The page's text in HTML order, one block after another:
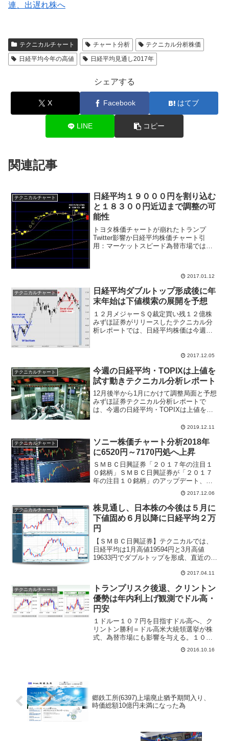
連、出遅れ株へ
テクニカルチャート チャート分析
テクニカル分析株価
日経平均今年の高値
日経平均見通し2017年
シェアする
X Facebook はてブ
LINE コピー
関連記事
テクニカルチャート
日経平均１９０００円を割り込む
と１８３００円近辺まで調整の可
能性
トヨタ株価チャートが崩れたトランプ
Twitter影響か日経平均株価チャート引
用：マーケットスピード為替市場では１
2017.01.12
テクニカルチャート
日経平均ダブルトップ形成後に年
末年始は下値模索の展開を予想
１２月メジャーＳＱ裁定買い残１２億株
みずほ証券がリリースしたテクニカル分
析レポートでは、日経平均株価は今週か
模索の展開を予想、２万１０００円～２
2017.12.05
テクニカルチャート
今週の日経平均・TOPIXは上値を
試す動きテクニカル分析レポート
12月後半から1月にかけて調整局面と予想
みずほ証券テクニカル分析レポートで
は、今週の日経平均・TOPIXは上値を試
引していた海外投資家の先物買いと裁定
割れが目立って...
2019.12.11
テクニカルチャート
ソニー株価チャート分析2018年
に6520円～7170円処へ上昇
ＳＭＢＣ日興証券「２０１７年の注目１
０銘柄」ＳＭＢＣ日興証券が「２０１７
年の注目１０銘柄」のアップデート、９
月以降にＴＯＰＩＸをアウトパフォーム
し始めるとレポートをリリースした。採
りあげて掲載されている銘柄は、ソニー
(6758)。三菱ＵＦＪ...
2017.12.06
テクニカルチャート
株見通し、日本株の今後は５月に
下値固め６月以降に日経平均２万
円
【ＳＭＢＣ日興証券】テクニカルでは、
日経平均は1月高値19594円と3月高値
19633円でダブルトップを形成、直近の下
ら、調整が継続していることが確認され
めている...
2017.04.11
テクニカルチャート
トランプリスク後退、クリントン
優勢は年内利上げ観測でドル高・
円安
１ドルー１０７円を目指すドル高へ、ク
リントン勝利＝ドル高米大統領選挙が株
式、為替市場にも影響を与える。１０月
１３日には一時、１ドル＝１０４円６２
銭までドル高となり、９月５日ザラバ高
2016.10.16
郷鉄工所(6397)上場廃止猶予期間入り、
時価総額10億円未満になった為